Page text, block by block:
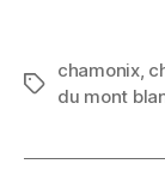
Étiquettes
chamonix,
du mont